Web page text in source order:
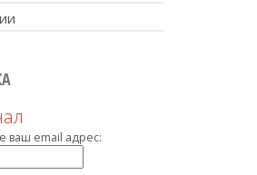
ваш email адрес: